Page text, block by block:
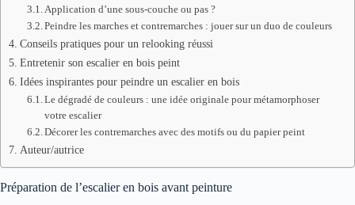
Application d’une sous-couche ou pas ?
Peindre les marches et contremarches : jouer sur un duo de couleurs
Conseils pratiques pour un relooking réussi
Entretenir son escalier en bois peint
Idées inspirantes pour peindre un escalier en bois
Le dégradé de couleurs : une idée originale pour métamorphoser
votre escalier
Décorer les contremarches avec des motifs ou du papier peint
Auteur/autrice
Préparation de l’escalier en bois avant peinture